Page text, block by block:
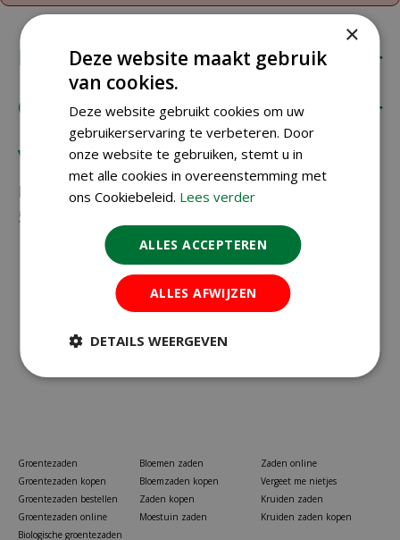
Koopzaden
Onze klantenservice
Vragen?
Neem gerust contact met ons op via
5581528
Groentezaden
Groentezaden kopen
Groentezaden bestellen
Groentezaden online
Biologische groentezaden
Bloemen zaden
Bloemzaden kopen
Zaden kopen
Moestuin zaden
Zaden online
Vergeet me nietjes
Kruiden zaden
Kruiden zaden kopen
×
Deze website maakt gebruik
van cookies.
Deze website gebruikt cookies om uw
gebruikerservaring te verbeteren. Door
onze website te gebruiken, stemt u in
met alle cookies in overeenstemming met
ons Cookiebeleid. Lees verder
ALLES ACCEPTEREN
ALLES AFWIJZEN
DETAILS WEERGEVEN